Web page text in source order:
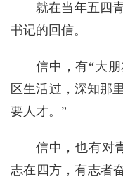
就在当年五四
书记的回信。
信中，有“大
区生活过，深知那
要人才。”
信中，也有对
志在四方，有志者